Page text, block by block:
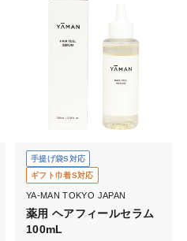
手提げ袋S対応
ギフト巾着S対応
YA-MAN TOKYO JAPAN
薬用 ヘアフィールセラム
100mL